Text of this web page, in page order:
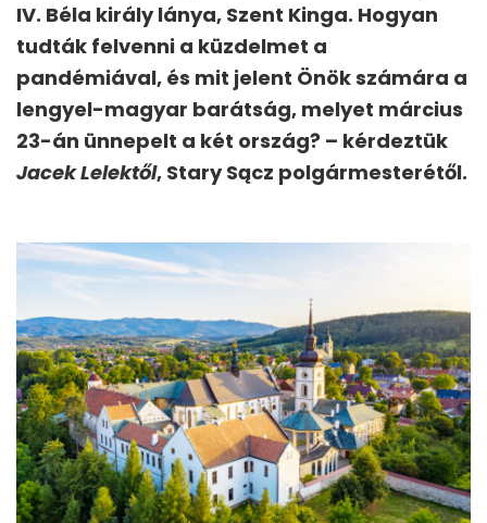
IV. Béla király lánya, Szent Kinga. Hogyan
tudták felvenni a küzdelmet a
pandémiával, és mit jelent Önök számára a
lengyel-magyar barátság, melyet március
23-án ünnepelt a két ország? – kérdeztük
Jacek Lelektől, Stary Sącz polgármesterétől.